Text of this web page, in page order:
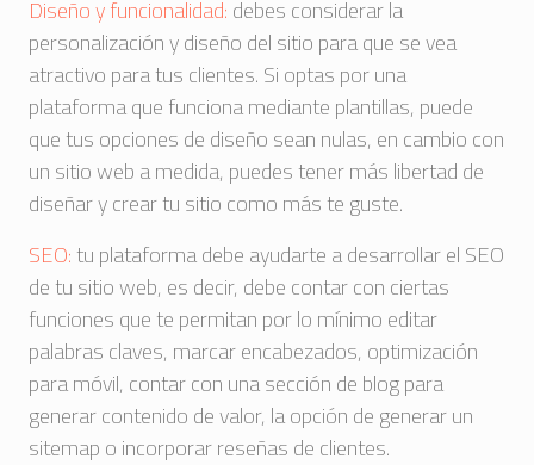
Diseño y funcionalidad: debes considerar la
personalización y diseño del sitio para que se vea
atractivo para tus clientes. Si optas por una
plataforma que funciona mediante plantillas, puede
que tus opciones de diseño sean nulas, en cambio con
un sitio web a medida, puedes tener más libertad de
diseñar y crear tu sitio como más te guste.
SEO:tu plataforma debe ayudarte a desarrollar el SEO
de tu sitio web, es decir, debe contar con ciertas
funciones que te permitan por lo mínimo editar
palabras claves, marcar encabezados, optimización
para móvil, contar con una sección de blog para
generar contenido de valor, la opción de generar un
sitemap o incorporar reseñas de clientes.